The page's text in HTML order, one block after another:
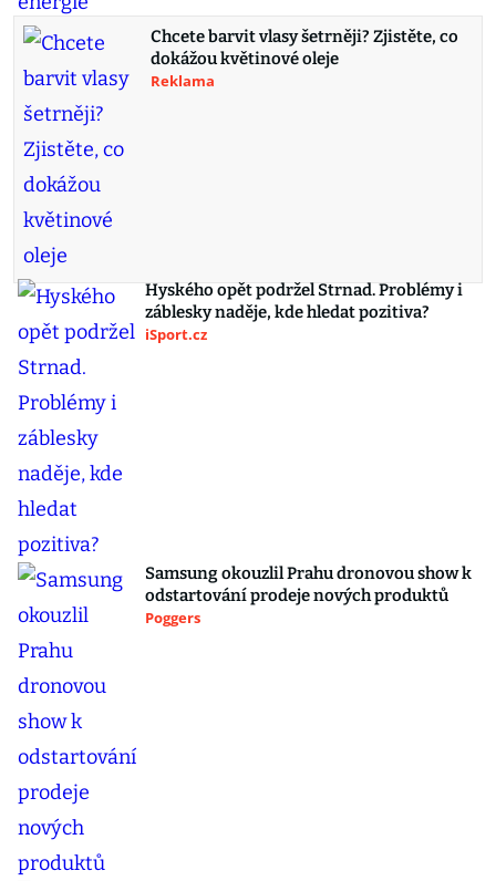
Chcete barvit vlasy šetrněji? Zjistěte, co
dokážou květinové oleje
Reklama
Hyského opět podržel Strnad. Problémy i
záblesky naděje, kde hledat pozitiva?
iSport.cz
Samsung okouzlil Prahu dronovou show k
odstartování prodeje nových produktů
Poggers